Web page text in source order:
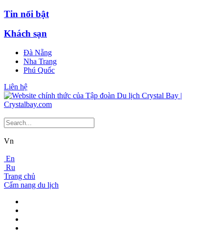
Tin nổi bật
Khách sạn
Đà Nẵng
Nha Trang
Phú Quốc
Liên hệ
Vn
En
Ru
Trang chủ
Cẩm nang du lịch